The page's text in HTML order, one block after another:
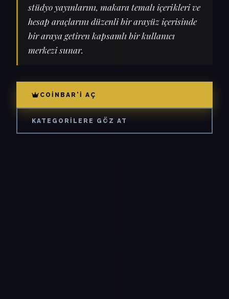
stüdyo yayınlarını, makara temalı içerikleri ve
hesap araçlarını düzenli bir arayüz içerisinde
bir araya getiren kapsamlı bir kullanıcı
merkezi sunar.
COINBAR'I AÇ
KATEGORILERE GÖZ AT